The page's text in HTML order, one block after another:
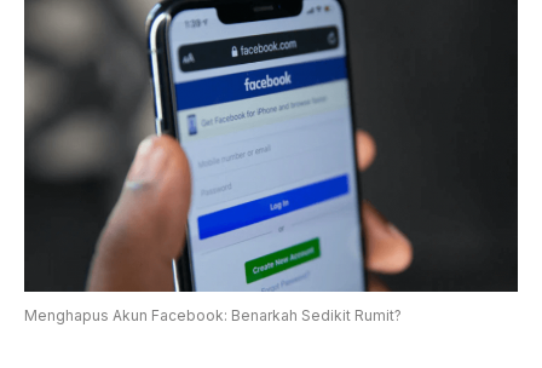
Menghapus Akun Facebook: Benarkah Sedikit Rumit?